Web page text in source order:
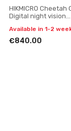
HIKMICRO Cheetah
Digital night vision
Available in 1-2
€840.00